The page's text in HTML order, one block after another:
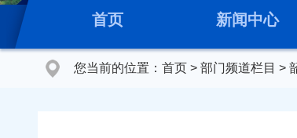
首页 新闻中心
您当前的位置： 首页 > 部门频道栏目 >